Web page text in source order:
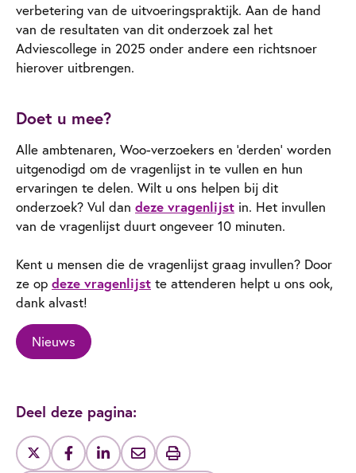
verbetering van de uitvoeringspraktijk. Aan de hand
van de resultaten van dit onderzoek zal het
Adviescollege in 2025 onder andere een richtsnoer
hierover uitbrengen.
Doet u mee?
Alle ambtenaren, Woo-verzoekers en ‘derden’ worden
uitgenodigd om de vragenlijst in te vullen en hun
ervaringen te delen. Wilt u ons helpen bij dit
onderzoek? Vul dan deze vragenlijst in. Het invullen
van de vragenlijst duurt ongeveer 10 minuten.
Kent u mensen die de vragenlijst graag invullen? Door
ze op deze vragenlijst te attenderen helpt u ons ook,
dank alvast!
Nieuws
Deel deze pagina: